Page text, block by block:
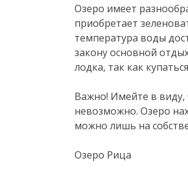
Озеро имеет
приобретает
температура воды
закону основной
лодка, так как
Важно! Имейте в
невозможно. Озеро
можно лишь на
Озеро Рица